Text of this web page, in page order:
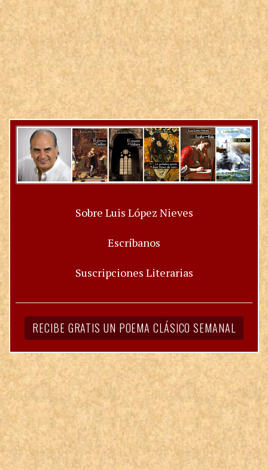
Sobre Luis López Nieves
Escríbanos
Suscripciones Literarias
RECIBE GRATIS UN POEMA CLÁSICO SEMANAL